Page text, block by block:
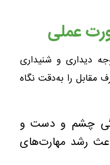
عملی
دیداری و شنیداری
را به‌دقت نگاه
چشم و دست و
رشد مهارت‌های